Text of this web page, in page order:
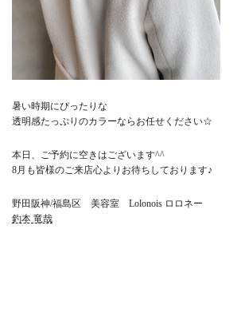
暑い時期にぴったりな
透明感たっぷりのカラーならお任せください☆
本日、ご予約に空きはございます^^
8月も皆様のご来店心よりお待ちしております♪
野田阪神/福島区 美容室 Lolonois ロロネー
釣本 竜哉